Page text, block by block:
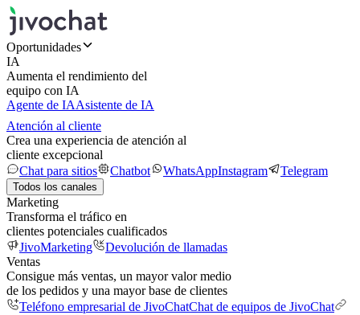
Oportunidades
IA
Aumenta el rendimiento del
equipo con IA
Agente de IAAsistente de IA
Atención al cliente
Crea una experiencia de atención al
cliente excepcional
Chat para sitios
Chatbot WhatsAppInstagram Telegram
Todos los canales
Marketing
Transforma el tráfico en
clientes potenciales cualificados
JivoMarketing
Devolución de llamadas
Ventas
Consigue más ventas, un mayor valor medio
de los pedidos y una mayor base de clientes
Teléfono empresarial de JivoChatChat de equipos de JivoChat